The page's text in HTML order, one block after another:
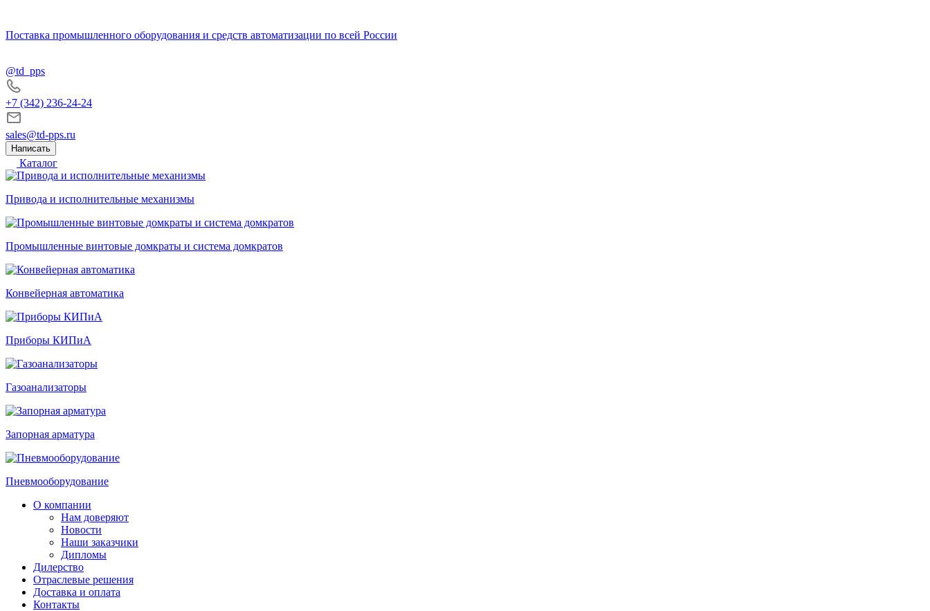
Поставка промышленного оборудования и средств автоматизации по всей России
@td_pps
+7 (342) 236-24-24
sales@td-pps.ru
Написать
Каталог
Привода и исполнительные механизмы
Промышленные винтовые домкраты и система домкратов
Конвейерная автоматика
Приборы КИПиА
Газоанализаторы
Запорная арматура
Пневмооборудование
О компании
Нам доверяют
Новости
Наши заказчики
Дипломы
Дилерство
Отраслевые решения
Доставка и оплата
Контакты